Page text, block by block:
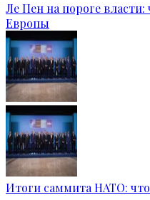
Ле Пен на пороге
Европы
Итоги саммита НАТО: